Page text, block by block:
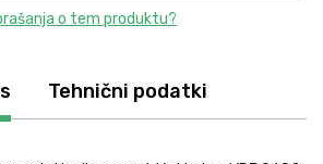
o tem produktu?
Tehnični podatki